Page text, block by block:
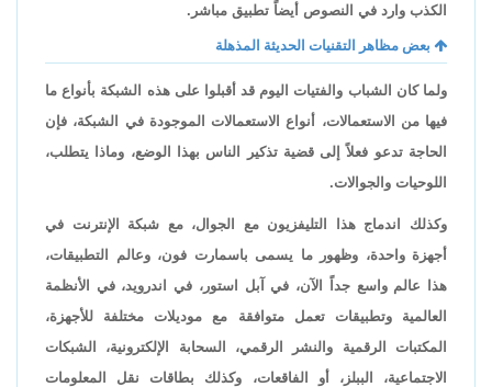
الكذب وارد في النصوص أيضاً تطبيق مباشر.
بعض مظاهر التقنيات الحديثة المذهلة
ولما كان الشباب والفتيات اليوم قد أقبلوا على هذه الشبكة بأنواع ما
فيها من الاستعمالات، أنواع الاستعمالات الموجودة في الشبكة، فإن
الحاجة تدعو فعلاً إلى قضية تذكير الناس بهذا الوضع، وماذا يتطلب،
اللوحيات والجوالات.
وكذلك اندماج هذا التليفزيون مع الجوال، مع شبكة الإنترنت في
أجهزة واحدة، وظهور ما يسمى باسمارت فون، وعالم التطبيقات،
هذا عالم واسع جداً الآن، في آبل استور، في اندرويد، في الأنظمة
العالمية وتطبيقات تعمل متوافقة مع موديلات مختلفة للأجهزة،
المكتبات الرقمية والنشر الرقمي، السحابة الإلكترونية، الشبكات
الاجتماعية، الببلز، أو الفاقعات، وكذلك بطاقات نقل المعلومات